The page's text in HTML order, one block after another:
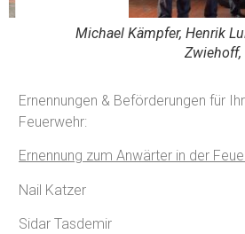
Michael Kämpfer, Henrik Luijendijk,
Zwiehoff, Murat
Ernennungen & Beförderungen für
Feuerwehr:
Ernennung zum Anwärter in der
Nail Katzer
Sidar Tasdemir